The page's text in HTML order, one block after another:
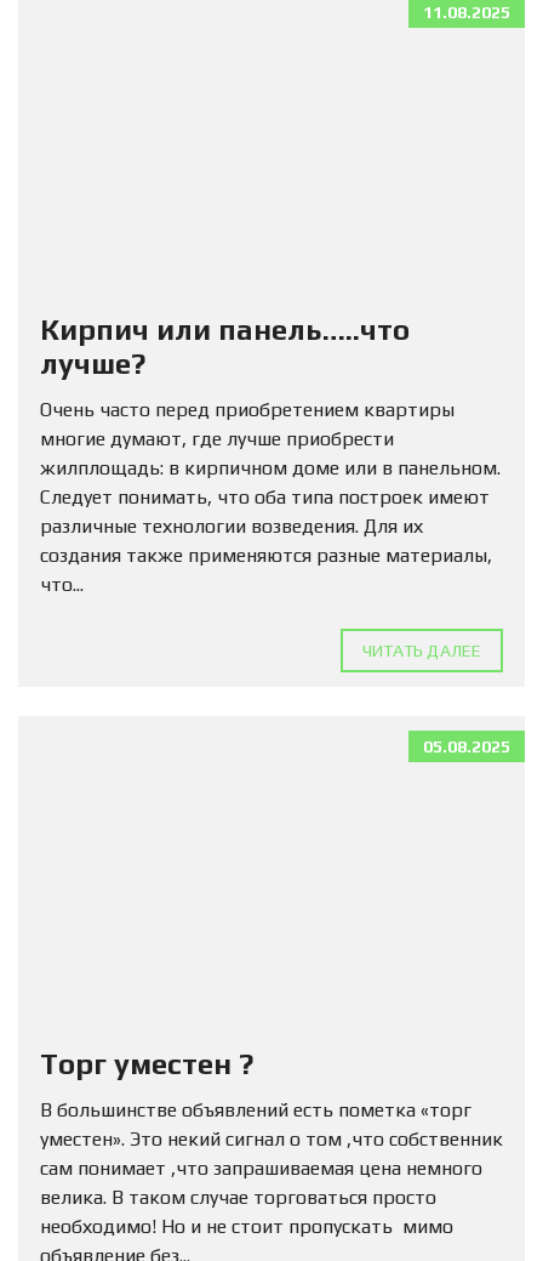
11.08.2025
Кирпич или панель…..что
лучше?
Очень часто перед приобретением квартиры
многие думают, где лучше приобрести
жилплощадь: в кирпичном доме или в панельном.
Следует понимать, что оба типа построек имеют
различные технологии возведения. Для их
создания также применяются разные материалы,
что...
ЧИТАТЬ ДАЛЕЕ
05.08.2025
Торг уместен ?
В большинстве объявлений есть пометка «торг
уместен». Это некий сигнал о том ,что собственник
сам понимает ,что запрашиваемая цена немного
велика. В таком случае торговаться просто
необходимо! Но и не стоит пропускать мимо
объявление без...